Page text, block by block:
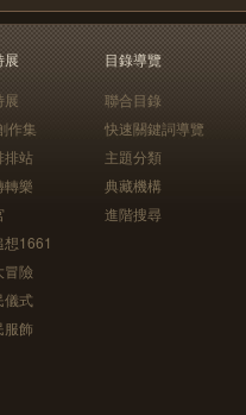
展
展
作集
排站
轉樂
1661
冒險
儀式
服飾
目錄導覽
聯合目錄
快速關鍵詞導覽
主題分類
典藏機構
進階搜尋